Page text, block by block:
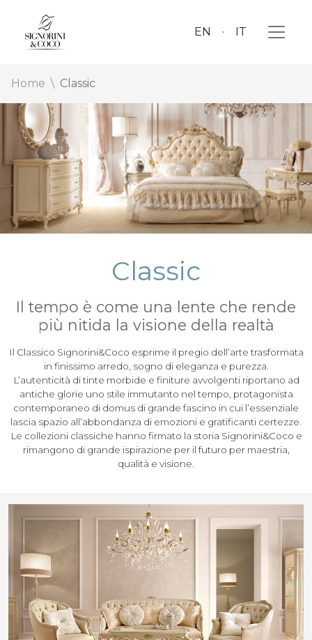
EN IT
Home Classic
Classic
Il tempo è come una lente che rende
più nitida la visione della realtà
Il Classico Signorini&Coco esprime il pregio dell’arte trasformata
in finissimo arredo, sogno di eleganza e purezza.
L’autenticità di tinte morbide e finiture avvolgenti riportano ad
antiche glorie uno stile immutanto nel tempo, protagonista
contemporaneo di domus di grande fascino in cui l’essenziale
lascia spazio all’abbondanza di emozioni e gratificanti certezze.
Le collezioni classiche hanno firmato la storia Signorini&Coco e
rimangono di grande ispirazione per il futuro per maestria,
qualità e visione.